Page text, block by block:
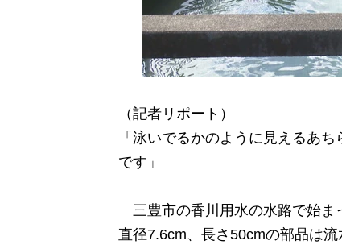
（記者リポート）
「泳いでるかのように見えるあ
です」
三豊市の香川用水の水路で始ま
直径7.6cm、長さ50cmの部品は